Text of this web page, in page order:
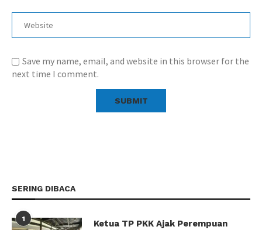
Save my name, email, and website in this browser for the
next time I comment.
SERING DIBACA
1
Ketua TP PKK Ajak Perempuan